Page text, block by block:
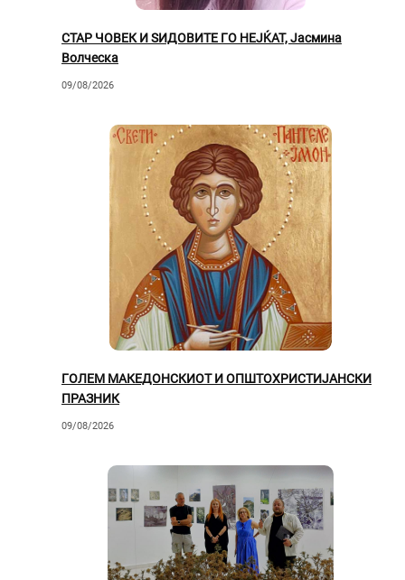
СТАР ЧОВЕК И ЅИДОВИТЕ ГО НЕЈЌАТ, Јасмина
Волческа
09/08/2026
ГОЛЕМ МАКЕДОНСКИОТ И ОПШТОХРИСТИЈАНСКИ
ПРАЗНИК
09/08/2026